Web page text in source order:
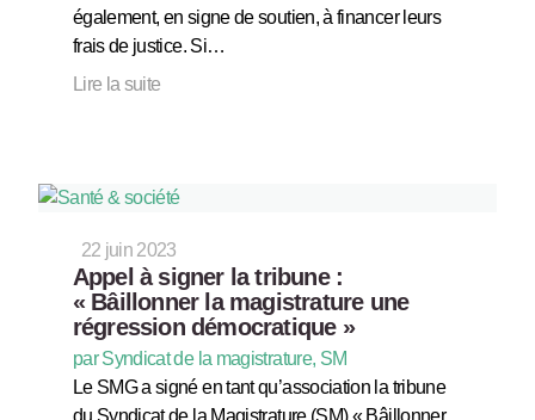
également, en signe de soutien, à financer leurs
frais de justice. Si…
Lire la suite
22 juin 2023
Appel à signer la tribune :
« Bâillonner la magistrature une
régression démocratique »
par Syndicat de la magistrature, SM
Le SMG a signé en tant qu’association la tribune
du Syndicat de la Magistrature (SM) « Bâillonner